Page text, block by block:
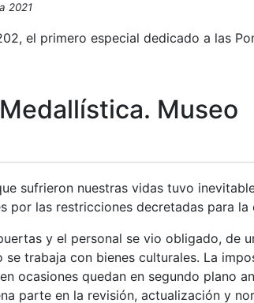
2021
el primero especial dedicado a las
Museo
sufrieron nuestras vidas tuvo
las restricciones decretadas para la
y el personal se vio obligado, de
trabaja con bienes culturales. La
ocasiones quedan en segundo plano
parte en la revisión, actualización y